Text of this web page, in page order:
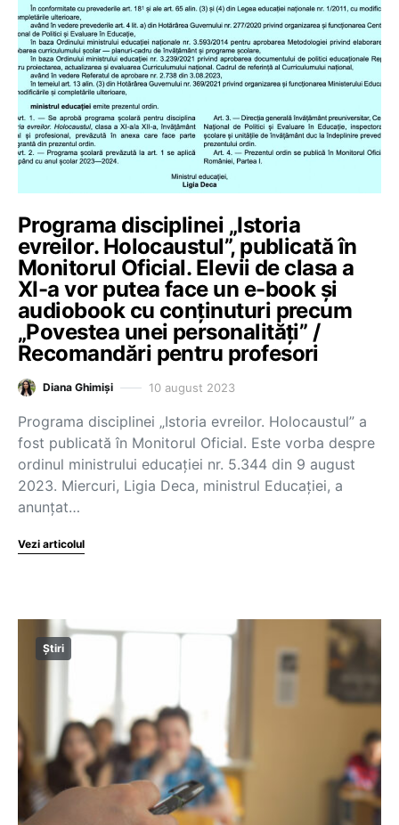
Programa disciplinei „Istoria
evreilor. Holocaustul”, publicată în
Monitorul Oficial. Elevii de clasa a
XI-a vor putea face un e-book și
audiobook cu conținuturi precum
„Povestea unei personalități” /
Recomandări pentru profesori
Diana Ghimiși 10 august 2023
Programa disciplinei „Istoria evreilor. Holocaustul” a
fost publicată în Monitorul Oficial. Este vorba despre
ordinul ministrului educației nr. 5.344 din 9 august
2023. Miercuri, Ligia Deca, ministrul Educației, a
anunțat…
Vezi articolul
Știri